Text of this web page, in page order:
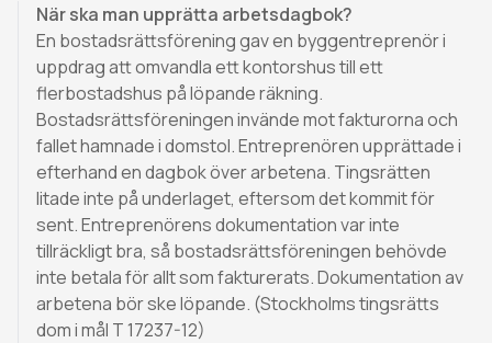
När ska man upprätta arbetsdagbok?
En bostadsrättsförening gav en byggentreprenör i
uppdrag att omvandla ett kontorshus till ett
flerbostadshus på löpande räkning.
Bostadsrättsföreningen invände mot fakturorna och
fallet hamnade i domstol. Entreprenören upprättade i
efterhand en dagbok över arbetena. Tingsrätten
litade inte på underlaget, eftersom det kommit för
sent. Entreprenörens dokumentation var inte
tillräckligt bra, så bostadsrättsföreningen behövde
inte betala för allt som fakturerats. Dokumentation av
arbetena bör ske löpande. (Stockholms tingsrätts
dom i mål T 17237-12)